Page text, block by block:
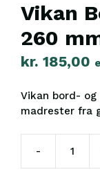
Vikan
260
kr. 185,00
Vikan bord-
madrester fra
-